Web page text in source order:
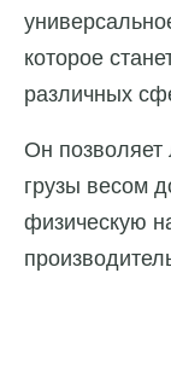
которое
различных
Он позволяет
грузы весом
физическую